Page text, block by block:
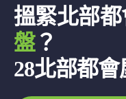
搵緊北部
盤？
28北部都會